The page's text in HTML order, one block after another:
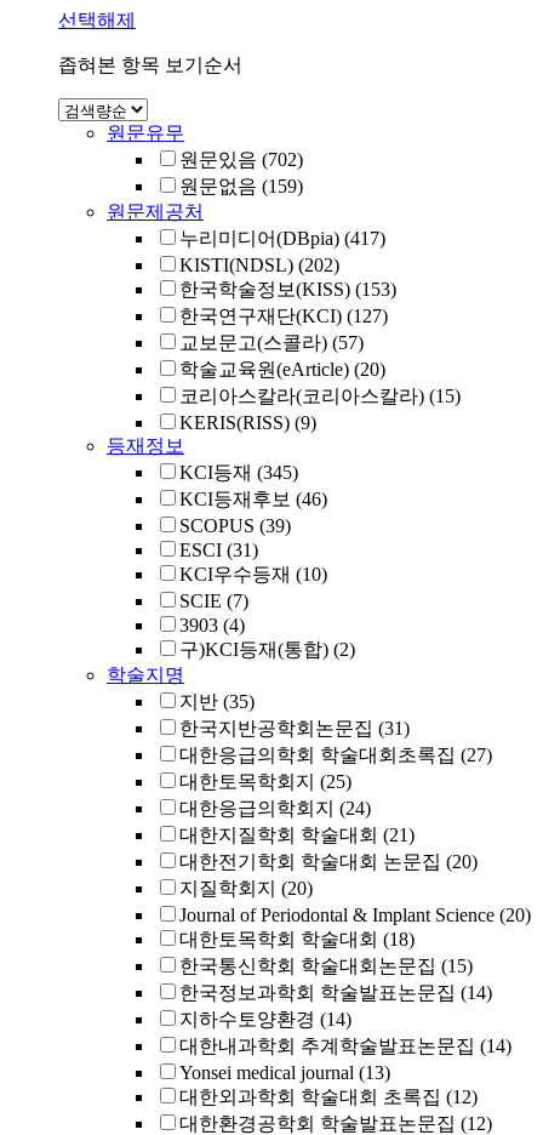
선택해제
좁혀본 항목 보기순서
원문유무
원문있음 (702)
원문없음 (159)
원문제공처
누리미디어(DBpia) (417)
KISTI(NDSL) (202)
한국학술정보(KISS) (153)
한국연구재단(KCI) (127)
교보문고(스콜라) (57)
학술교육원(eArticle) (20)
코리아스칼라(코리아스칼라) (15)
KERIS(RISS) (9)
등재정보
KCI등재 (345)
KCI등재후보 (46)
SCOPUS (39)
ESCI (31)
KCI우수등재 (10)
SCIE (7)
3903 (4)
구)KCI등재(통합) (2)
학술지명
지반 (35)
한국지반공학회논문집 (31)
대한응급의학회 학술대회초록집 (27)
대한토목학회지 (25)
대한응급의학회지 (24)
대한지질학회 학술대회 (21)
대한전기학회 학술대회 논문집 (20)
지질학회지 (20)
Journal of Periodontal & Implant Science (20)
대한토목학회 학술대회 (18)
한국통신학회 학술대회논문집 (15)
한국정보과학회 학술발표논문집 (14)
지하수토양환경 (14)
대한내과학회 추계학술발표논문집 (14)
Yonsei medical journal (13)
대한외과학회 학술대회 초록집 (12)
대한환경공학회 학술발표논문집 (12)